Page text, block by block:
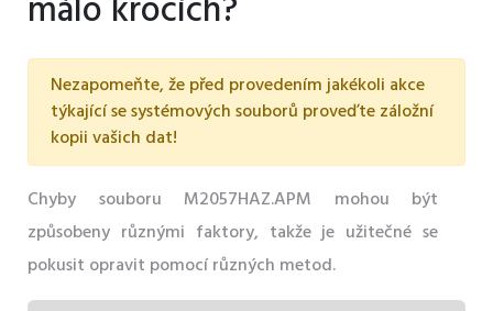
málo krocích?
Nezapomeňte, že před provedením jakékoli akce
týkající se systémových souborů proveďte záložní
kopii vašich dat!
Chyby souboru M2057HAZ.APM mohou být
způsobeny různými faktory, takže je užitečné se
pokusit opravit pomocí různých metod.